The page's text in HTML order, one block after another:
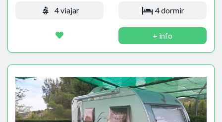
4 viajar 4 dormir
+ info